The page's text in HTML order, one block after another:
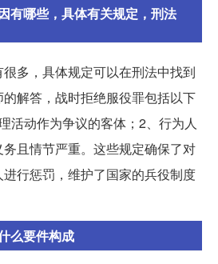
有哪些，具体有关规定，刑法
多，具体规定可以在刑法中找到
解答，战时拒绝服役罪包括以下
活动作为争议的客体；2、行为人
且情节严重。这些规定确保了对
行惩罚，维护了国家的兵役制度
么要件构成